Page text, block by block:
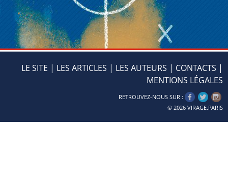
LE SITE | LES ARTICLES | LES AUTEURS | CONTACTS |
MENTIONS LÉGALES
RETROUVEZ-NOUS SUR :
© 2026 VIRAGE.PARIS